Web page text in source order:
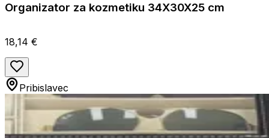
Organizator za kozmetiku 34X30X25 cm
18,14 €
Pribislavec